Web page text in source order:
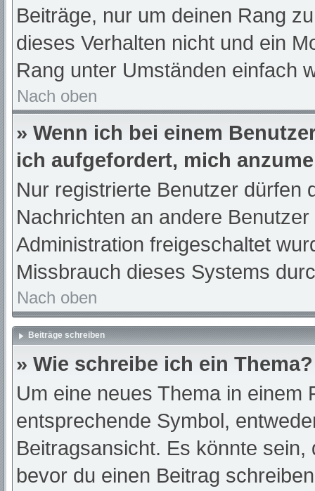
Beiträge, nur um deinen Rang
dieses Verhalten nicht und ein
Rang unter Umständen einfach
Nach oben
» Wenn ich bei einem
ich aufgefordert, mich
Nur registrierte Benutzer dürfen
Nachrichten an andere
Administration freigeschaltet
Missbrauch dieses Systems
Nach oben
Beiträge schreiben
» Wie schreibe ich ein Thema?
Um eine neues Thema in
entsprechende Symbol,
Beitragsansicht. Es könnte
bevor du einen Beitrag